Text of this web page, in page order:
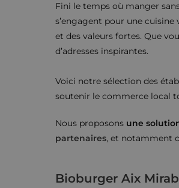
Fini le temps où manger
s’engagent pour une
et des valeurs fortes. Que
d’adresses inspirantes.
Voici notre sélection des
soutenir le commerce local
Nous proposons une
partenaires, et notamment
Bioburger Aix